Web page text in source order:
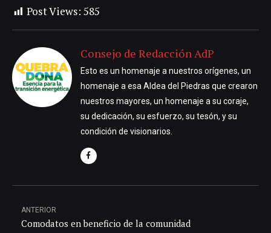
Post Views: 585
Consejo de Redacción AdP
Esto es un homenaje a nuestros orígenes, un
homenaje a esa Aldea del Piedras que crearon
nuestros mayores, un homenaje a su coraje,
su dedicación, su esfuerzo, su tesón, y su
condición de visionarios.
ANTERIOR
Comodatos en beneficio de la comunidad